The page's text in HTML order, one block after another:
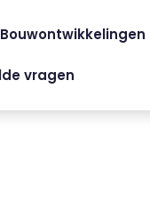
Bouwontwikkelingen
vragen